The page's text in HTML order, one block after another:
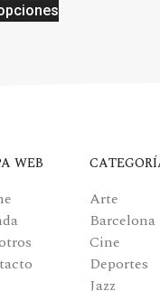
WEB
Arte
Barcelona
Cine
Deportes
Jazz